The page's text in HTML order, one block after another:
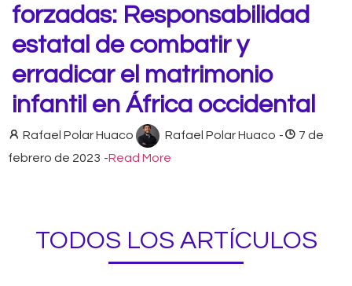
forzadas: Responsabilidad
estatal de combatir y
erradicar el matrimonio
infantil en África occidental
Rafael Polar Huaco Rafael Polar Huaco -
7 de
febrero de 2023 -Read More
TODOS LOS ARTÍCULOS